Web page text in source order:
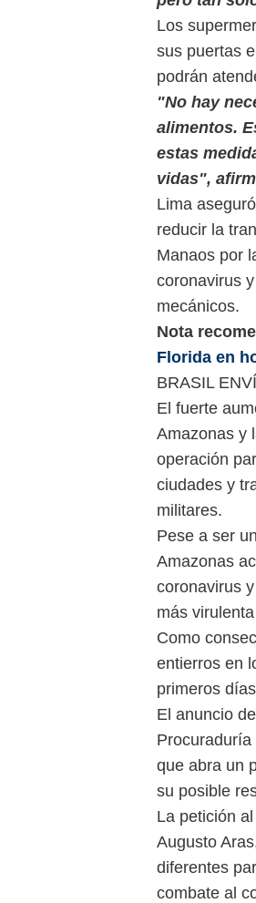
Los
sus puertas
podrán
"No hay
alimentos.
estas
vidas",
Lima
reducir la
Manaos por
coronavirus
mecánicos.
Nota
Florida en
BRASIL
El fuerte
Amazonas y
operación
ciudades y
militares.
Pese a ser
Amazonas
coronavirus
más
Como
entierros en
primeros
El anuncio
que abra un
su posible
La petición
Augusto
diferentes
combate al